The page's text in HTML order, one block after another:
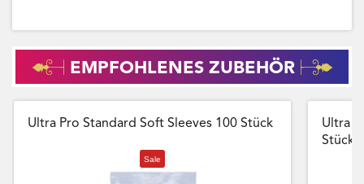
EMPFOHLENES ZUBEHÖR
Ultra Pro Standard Soft Sleeves 100 Stück
Sale
Ultra
Stück